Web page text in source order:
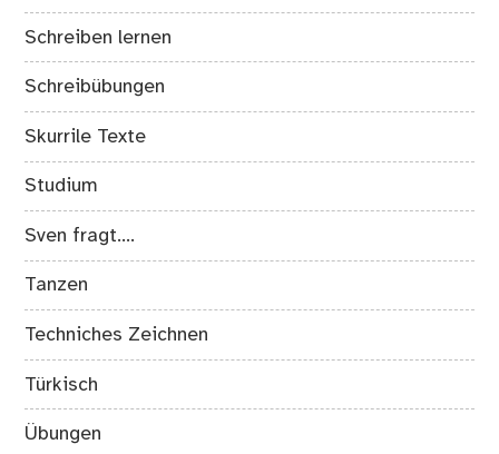
Schreiben lernen
Schreibübungen
Skurrile Texte
Studium
Sven fragt….
Tanzen
Techniches Zeichnen
Türkisch
Übungen